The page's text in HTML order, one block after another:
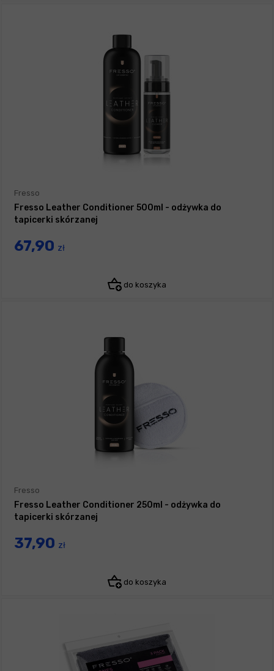
Fresso
Fresso Leather Conditioner 500ml - odżywka do
tapicerki skórzanej
67,90 zł
do koszyka
Fresso
Fresso Leather Conditioner 250ml - odżywka do
tapicerki skórzanej
37,90 zł
do koszyka